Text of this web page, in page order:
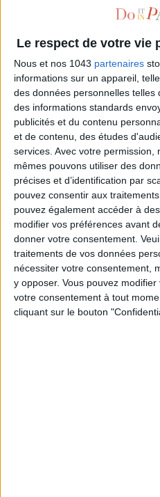
Le respect de votre vie
Nous et nos 1043 partenaires
informations sur un appareil,
des données personnelles
des informations standards
publicités et du contenu
et de contenu, des études
services. Avec votre permission,
mêmes pouvons utiliser des
précises et d’identification par
pouvez consentir aux
pouvez également accéder à
modifier vos préférences avant
donner votre consentement.
traitements de vos données
nécessiter votre consentement,
y opposer. Vous pouvez
votre consentement à tout
cliquant sur le bouton
LES MEILLEURS HÔTELS POUR UN
5 BONS ROMANS EN